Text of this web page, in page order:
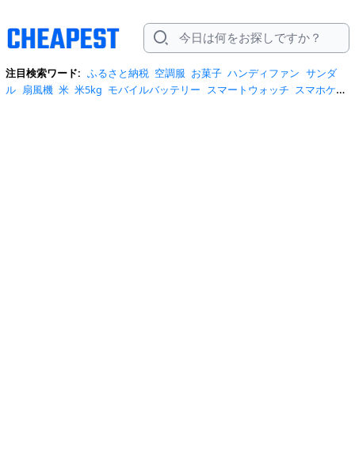
注目検索ワード: ふるさと納税 空調服 お菓子 ハンディファン サンダ
ル 扇風機 米 米5kg モバイルバッテリー スマートウォッチ スマホケー